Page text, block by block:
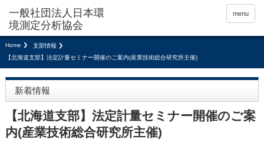
menu
Home
支部情報
【北海道支部】法定計量セミナー開催のご案内(産業技術総合研究所主催)
新着情報
【北海道支部】法定計量セミナー開催のご案
内(産業技術総合研究所主催)